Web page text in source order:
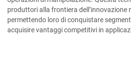
produttori alla frontiera dell’innovazione
permettendo loro di conquistare
acquisire vantaggi competitivi in